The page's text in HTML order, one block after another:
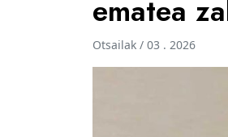
ematea
Otsailak / 03 . 2026